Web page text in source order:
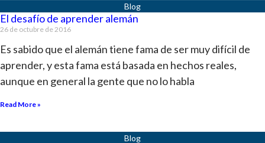
El desafío de aprender alemán
26 de octubre de 2016
Es sabido que el alemán tiene fama de ser muy difícil de
aprender, y esta fama está basada en hechos reales,
aunque en general la gente que no lo habla
Read More »
Página
Página
Página